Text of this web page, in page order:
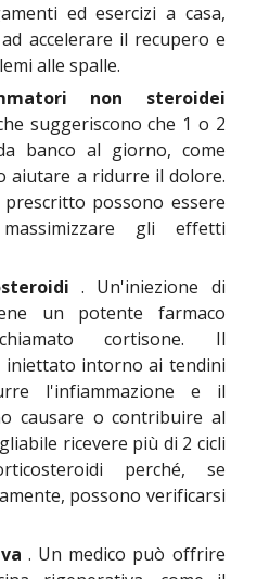
ed esercizi a casa,
accelerare il recupero e
alle spalle.
non steroidei
suggeriscono che 1 o 2
banco al giorno, come
aiutare a ridurre il dolore.
prescritto possono essere
gli effetti
. Un'iniezione di
un potente farmaco
cortisone. Il
iniettato intorno ai tendini
l'infiammazione e il
causare o contribuire al
ricevere più di 2 cicli
perché, se
possono verificarsi
. Un medico può offrire